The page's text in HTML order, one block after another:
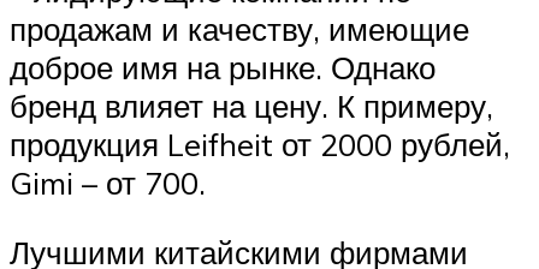
продажам и качеству, имеющие
доброе имя на рынке. Однако
бренд влияет на цену. К примеру,
продукция Leifheit от 2000 рублей,
Gimi – от 700.
Лучшими китайскими фирмами